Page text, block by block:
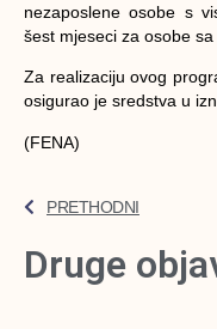
nezaposlene osobe s
šest mjeseci za osobe
Za realizaciju ovog
osigurao je sredstva u
(FENA)
PRETHODNI
Druge